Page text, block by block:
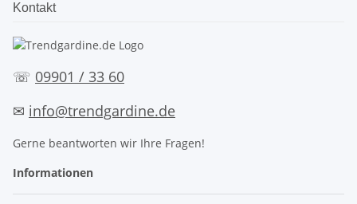
Kontakt
☏ 09901 / 33 60
✉ info@trendgardine.de
Gerne beantworten wir Ihre Fragen!
Informationen